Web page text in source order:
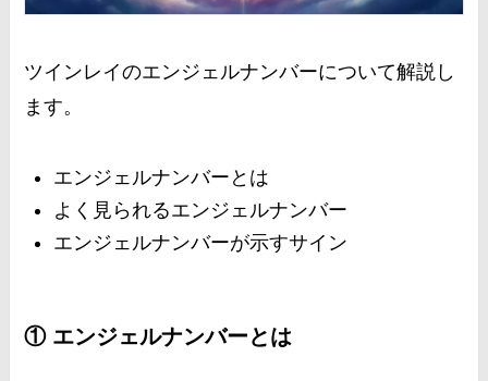
ツインレイのエンジェルナンバーについて解説し
ます。
エンジェルナンバーとは
よく見られるエンジェルナンバー
エンジェルナンバーが示すサイン
① エンジェルナンバーとは